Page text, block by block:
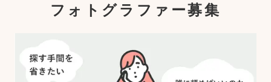
フォトグラファー募集